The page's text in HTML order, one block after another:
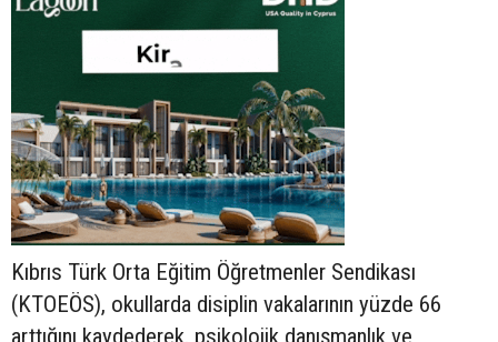
Kıbrıs Türk Orta Eğitim Öğretmenler Sendikası
(KTOEÖS), okullarda disiplin vakalarının yüzde 66